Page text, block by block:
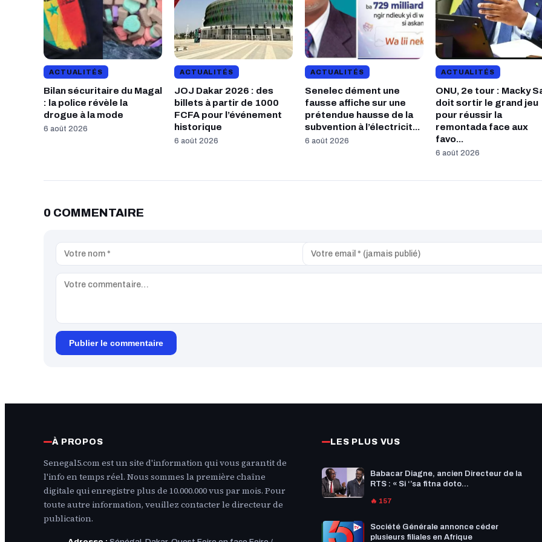
ACTUALITÉS
Bilan sécuritaire du Magal
: la police révèle la
drogue à la mode
6 août 2026
ACTUALITÉS
JOJ Dakar 2026 : des
billets à partir de 1000
FCFA pour l’événement
historique
6 août 2026
ACTUALITÉS
Senelec dément une
fausse affiche sur une
prétendue hausse de la
subvention à l’électricit...
6 août 2026
ACTUALITÉS
ONU, 2e tour : Macky
doit sortir le grand jeu
pour réussir la
remontada face aux
favo...
6 août 2026
0 COMMENTAIRE
Publier le commentaire
À PROPOS
Senegal5.com est un site d'information qui vous garantit de
l'info en temps réel. Nous sommes la première chaîne
digitale qui enregistre plus de 10.000.000 vus par mois. Pour
toute autre information, veuillez contacter le directeur de
publication.
LES PLUS VUS
Babacar Diagne, ancien Directeur de la
RTS : « Si ‘’sa fitna doto...
🔥 157
Société Générale annonce céder
plusieurs filiales en Afrique